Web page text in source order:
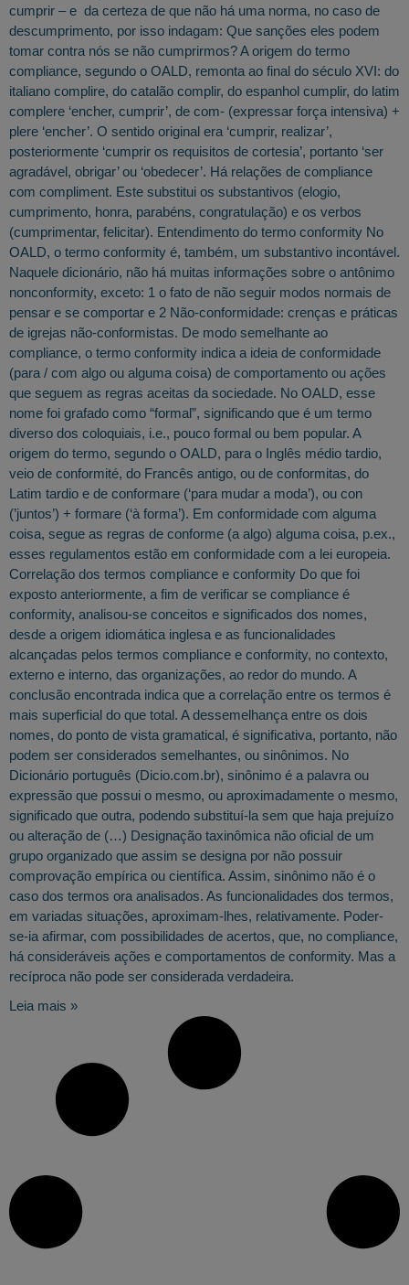
cumprir – e da certeza de que não há uma norma, no caso de
descumprimento, por isso indagam: Que sanções eles podem
tomar contra nós se não cumprirmos? A origem do termo
compliance, segundo o OALD, remonta ao final do século XVI: do
italiano complire, do catalão complir, do espanhol cumplir, do latim
complere ‘encher, cumprir’, de com- (expressar força intensiva) +
plere ‘encher’. O sentido original era ‘cumprir, realizar’,
posteriormente ‘cumprir os requisitos de cortesia’, portanto ‘ser
agradável, obrigar’ ou ‘obedecer’. Há relações de compliance
com compliment. Este substitui os substantivos (elogio,
cumprimento, honra, parabéns, congratulação) e os verbos
(cumprimentar, felicitar). Entendimento do termo conformity No
OALD, o termo conformity é, também, um substantivo incontável.
Naquele dicionário, não há muitas informações sobre o antônimo
nonconformity, exceto: 1 o fato de não seguir modos normais de
pensar e se comportar e 2 Não-conformidade: crenças e práticas
de igrejas não-conformistas. De modo semelhante ao
compliance, o termo conformity indica a ideia de conformidade
(para / com algo ou alguma coisa) de comportamento ou ações
que seguem as regras aceitas da sociedade. No OALD, esse
nome foi grafado como “formal”, significando que é um termo
diverso dos coloquiais, i.e., pouco formal ou bem popular. A
origem do termo, segundo o OALD, para o Inglês médio tardio,
veio de conformité, do Francês antigo, ou de conformitas, do
Latim tardio e de conformare (‘para mudar a moda’), ou con
(’juntos’) + formare (‘à forma’). Em conformidade com alguma
coisa, segue as regras de conforme (a algo) alguma coisa, p.ex.,
esses regulamentos estão em conformidade com a lei europeia.
Correlação dos termos compliance e conformity Do que foi
exposto anteriormente, a fim de verificar se compliance é
conformity, analisou-se conceitos e significados dos nomes,
desde a origem idiomática inglesa e as funcionalidades
alcançadas pelos termos compliance e conformity, no contexto,
externo e interno, das organizações, ao redor do mundo. A
conclusão encontrada indica que a correlação entre os termos é
mais superficial do que total. A dessemelhança entre os dois
nomes, do ponto de vista gramatical, é significativa, portanto, não
podem ser considerados semelhantes, ou sinônimos. No
Dicionário português (Dicio.com.br), sinônimo é a palavra ou
expressão que possui o mesmo, ou aproximadamente o mesmo,
significado que outra, podendo substituí-la sem que haja prejuízo
ou alteração de (…) Designação taxinômica não oficial de um
grupo organizado que assim se designa por não possuir
comprovação empírica ou científica. Assim, sinônimo não é o
caso dos termos ora analisados. As funcionalidades dos termos,
em variadas situações, aproximam-lhes, relativamente. Poder-
se-ia afirmar, com possibilidades de acertos, que, no compliance,
há consideráveis ações e comportamentos de conformity. Mas a
recíproca não pode ser considerada verdadeira.
Leia mais »